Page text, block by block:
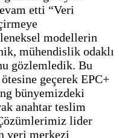
etti “Veri
modellerin
mühendislik odaklı
gözlemledik. Bu
geçerek EPC+
bünyemizdeki
anahtar teslim
lider
veri merkezi